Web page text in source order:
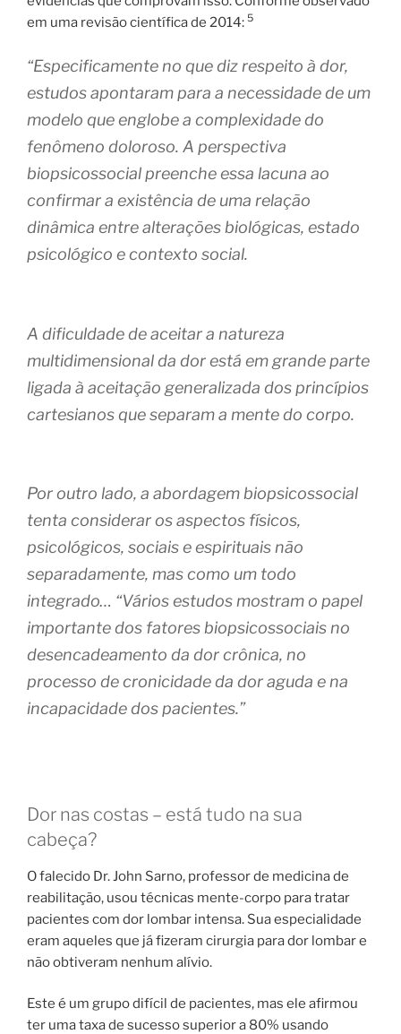
em uma revisão científica de 2014: 5
“Especificamente no que diz respeito à dor,
estudos apontaram para a necessidade de um
modelo que englobe a complexidade do
fenômeno doloroso. A perspectiva
biopsicossocial preenche essa lacuna ao
confirmar a existência de uma relação
dinâmica entre alterações biológicas, estado
psicológico e contexto social.
A dificuldade de aceitar a natureza
multidimensional da dor está em grande parte
ligada à aceitação generalizada dos princípios
cartesianos que separam a mente do corpo.
Por outro lado, a abordagem biopsicossocial
tenta considerar os aspectos físicos,
psicológicos, sociais e espirituais não
separadamente, mas como um todo
integrado… “Vários estudos mostram o papel
importante dos fatores biopsicossociais no
desencadeamento da dor crônica, no
processo de cronicidade da dor aguda e na
incapacidade dos pacientes.”
Dor nas costas – está tudo na sua
cabeça?
O falecido Dr. John Sarno, professor de medicina de
reabilitação, usou técnicas mente-corpo para tratar
pacientes com dor lombar intensa. Sua especialidade
eram aqueles que já fizeram cirurgia para dor lombar e
não obtiveram nenhum alívio.
Este é um grupo difícil de pacientes, mas ele afirmou
ter uma taxa de sucesso superior a 80% usando